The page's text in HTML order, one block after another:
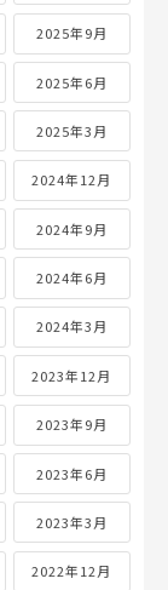
2025年9月
2025年6月
2025年3月
2024年12月
2024年9月
2024年6月
2024年3月
2023年12月
2023年9月
2023年6月
2023年3月
2022年12月